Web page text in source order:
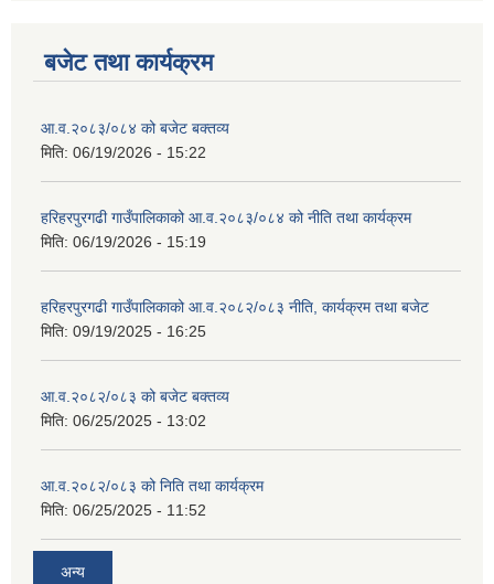
बजेट तथा कार्यक्रम
आ.व.२०८३/०८४ को बजेट बक्तव्य
मिति: 06/19/2026 - 15:22
हरिहरपुरगढी गाउँपालिकाको आ.व.२०८३/०८४ को नीति तथा कार्यक्रम
मिति: 06/19/2026 - 15:19
हरिहरपुरगढी गाउँपालिकाको आ.व.२०८२/०८३ नीति, कार्यक्रम तथा बजेट
मिति: 09/19/2025 - 16:25
आ.व.२०८२/०८३ को बजेट बक्तव्य
मिति: 06/25/2025 - 13:02
आ.व.२०८२/०८३ को निति तथा कार्यक्रम
मिति: 06/25/2025 - 11:52
अन्य